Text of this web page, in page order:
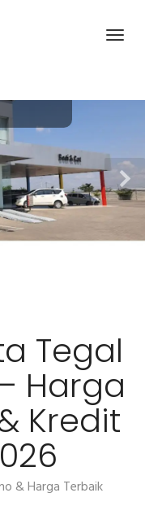
Tegal
Harga
Kredit
& Harga Terbaik